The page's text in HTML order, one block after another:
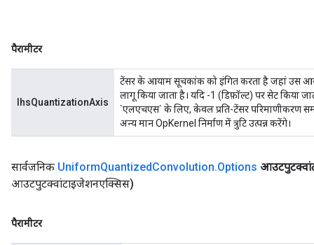
पैरामीटर
lhsQuantizationAxis
टेंसर के आयाम सूचकांक को इंगित करता है जहां उस
लागू किया जाता है। यदि -1 (डिफ़ॉल्ट) पर सेट किया
`एलएचएस` के लिए, केवल प्रति-टेंसर परिमाणीकरण
अन्य मान OpKernel निर्माण में त्रुटि उत्पन्न करेंगे।
सार्वजनिक UniformQuantizedConvolution.Options
आउटपुटक्वांटाइजेशनएक्सिस)
पैरामीटर